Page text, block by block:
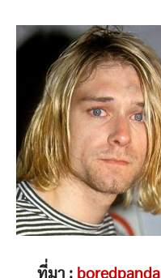
ที่มา : boredpanda